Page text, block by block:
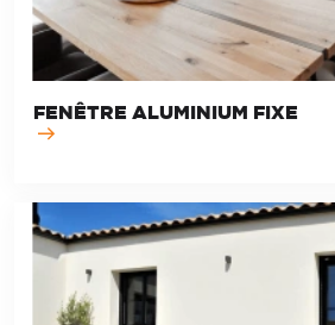
FENÊTRE ALUMINIUM FIXE